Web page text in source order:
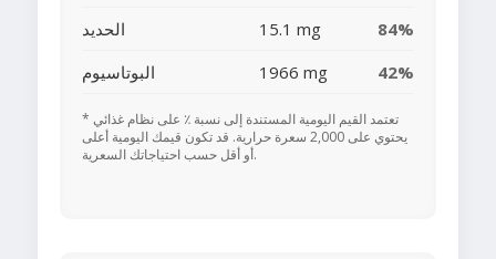
الحديد
15.1 mg
84%
البوتاسيوم
1966 mg 42%
* تعتمد القيم اليومية المستندة إلى نسبة ٪ على نظام غذائي
يحتوي على 2,000 سعرة حرارية. قد تكون قيمك اليومية أعلى
أو أقل حسب احتياجاتك السعرية.